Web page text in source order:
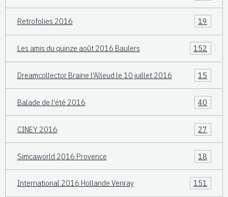
Retrofolies 2016 19
Les amis du quinze août 2016 Baulers 152
Dreamcollector Braine l'Alleud le 10 juillet 2016 15
Balade de l'été 2016 40
CINEY 2016 27
Simcaworld 2016 Provence 18
International 2016 Hollande Venray 151